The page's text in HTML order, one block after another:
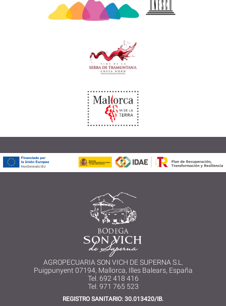
AGROPECUARIA SON VICH DE SUPERNA S.L.
Puigpunyent 07194, Mallorca, Illes Balears, España
Tel. 692 418 416
Tel. 971 765 523
REGISTRO SANITARIO: 30.013420/IB.